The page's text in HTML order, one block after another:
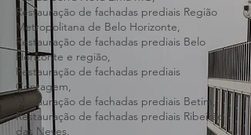
Restauração de fachadas prediais Região
Venda Nova BH,
Restauração de fachadas prediais Região
Vila da Serra Nova Lima MG,
Restauração de fachadas prediais Região
Metropolitana de Belo Horizonte,
Restauração de fachadas prediais Belo
Horizonte e região,
Restauração de fachadas prediais